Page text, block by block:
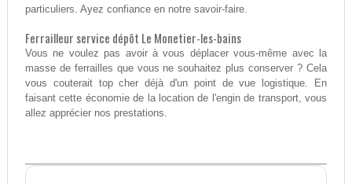
particuliers. Ayez confiance en notre savoir-faire.
Ferrailleur service dépôt Le Monetier-les-bains
Vous ne voulez pas avoir à vous déplacer vous-même avec la
masse de ferrailles que vous ne souhaitez plus conserver ? Cela
vous couterait top cher déjà d'un point de vue logistique. En
faisant cette économie de la location de l'engin de transport, vous
allez apprécier nos prestations.